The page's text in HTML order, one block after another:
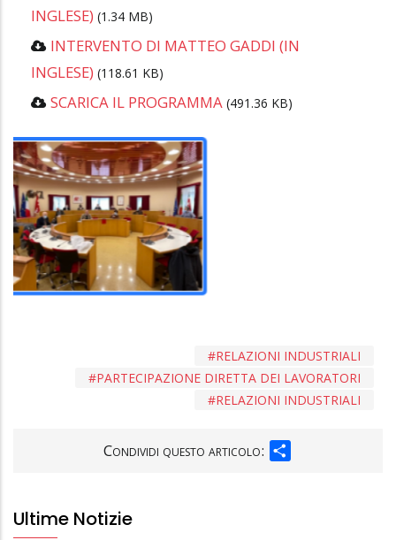
INGLESE) (1.34 MB)
INTERVENTO DI MATTEO GADDI (IN
INGLESE) (118.61 KB)
SCARICA IL PROGRAMMA (491.36 KB)
RELAZIONI INDUSTRIALI
PARTECIPAZIONE DIRETTA DEI LAVORATORI
RELAZIONI INDUSTRIALI
Condividi questo articolo:
Ultime Notizie